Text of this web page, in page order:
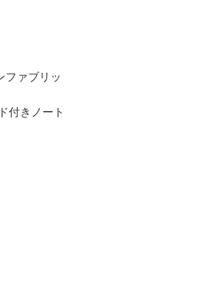
ファブリッ
付きノート